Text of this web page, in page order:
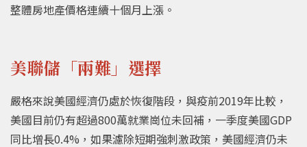
整體房地產價格連續十個月上漲。
美聯儲「兩難」選擇
嚴格來說美國經濟仍處於恢復階段，與疫前2019年比較，
美國目前仍有超過800萬就業崗位未回補，一季度美國GDP
同比增長0.4%，如果濾除短期強刺激政策，美國經濟仍未